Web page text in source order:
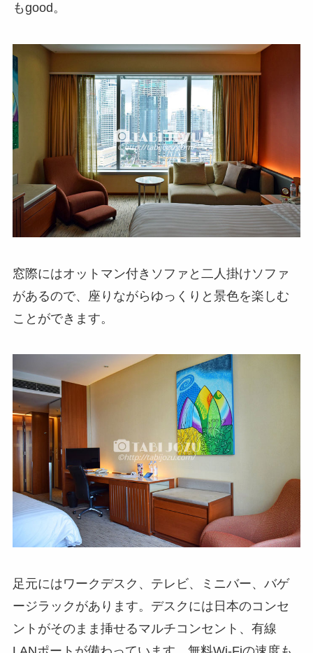
もgood。
窓際にはオットマン付きソファと二人掛けソファ
があるので、座りながらゆっくりと景色を楽しむ
ことができます。
足元にはワークデスク、テレビ、ミニバー、バゲ
ージラックがあります。デスクには日本のコンセ
ントがそのまま挿せるマルチコンセント、有線